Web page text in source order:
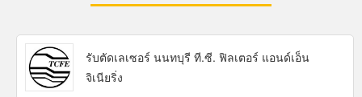
รับตัดเลเซอร์ นนทบุรี ที.ซี. ฟิลเตอร์ แอนด์เอ็น
จิเนียริ่ง